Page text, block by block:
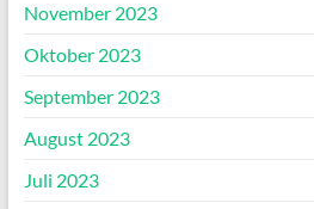
November 2023
Oktober 2023
September 2023
August 2023
Juli 2023